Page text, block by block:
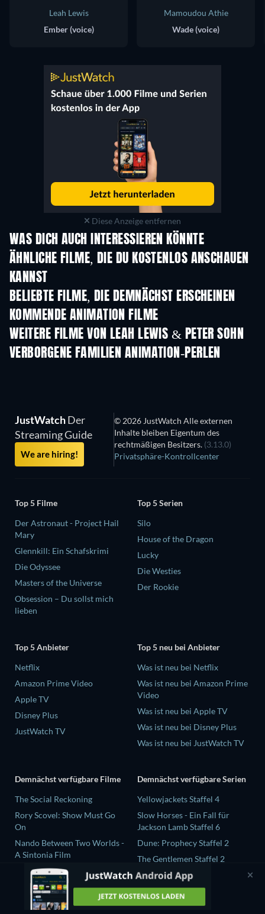
Leah Lewis
Ember (voice)
Mamoudou Athie
Wade (voice)
Diese Anzeige entfernen
WAS DICH AUCH INTERESSIEREN KÖNNTE
ÄHNLICHE FILME, DIE DU KOSTENLOS ANSCHAUEN
KANNST
BELIEBTE FILME, DIE DEMNÄCHST ERSCHEINEN
KOMMENDE ANIMATION FILME
LEGO Disney Princess:
Magical Mayhem
WEITERE FILME VON LEAH LEWIS & PETER SOHN
VERBORGENE FAMILIEN ANIMATION-PERLEN
Serie
JustWatchDer
Streaming Guide
We are hiring!
© 2026 JustWatch Alle externen
Inhalte bleiben Eigentum des
rechtmäßigen Besitzers. (3.13.0)
Privatsphäre-Kontrollcenter
Top 5 Filme
Der Astronaut - Project Hail
Mary
Glennkill: Ein Schafskrimi
Die Odyssee
Masters of the Universe
Obsession – Du sollst mich
lieben
Top 5 Serien
Silo
House of the Dragon
Lucky
Die Westies
Der Rookie
Top 5 Anbieter
Netflix
Amazon Prime Video
Apple TV
Disney Plus
JustWatch TV
Top 5 neu bei Anbieter
Was ist neu bei Netflix
Was ist neu bei Amazon Prime
Video
Was ist neu bei Apple TV
Was ist neu bei Disney Plus
Was ist neu bei JustWatch TV
Demnächst verfügbare Filme
The Social Reckoning
Rory Scovel: Show Must Go
On
Nando Between Two Worlds -
A Sintonia Film
Sunny Dancer
Finding Connection
Demnächst verfügbare Serien
Yellowjackets Staffel 4
Slow Horses - Ein Fall für
Jackson Lamb Staffel 6
Dune: Prophecy Staffel 2
The Gentlemen Staffel 2
Love Is Blind: UK Staffel 3